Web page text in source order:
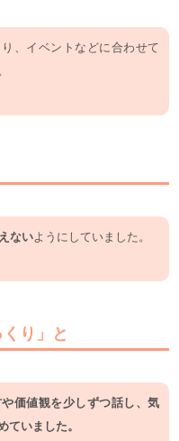
、イベントなどに合わせて
ないようにしていました。
り」と
価値観を少しずつ話し、気
ていました。